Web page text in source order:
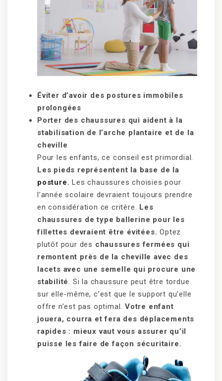
Éviter d’avoir des postures immobiles
prolongées
Porter des chaussures qui aident à la
stabilisation de l’arche plantaire et de la
cheville
Pour les enfants, ce conseil est primordial.
Les pieds représentent la base de la
posture. Les chaussures choisies pour
l’année scolaire devraient toujours prendre
en considération ce critère. Les
chaussures de type ballerine pour les
fillettes devraient être évitées. Optez
plutôt pour des chaussures fermées qui
remontent près de la cheville avec des
lacets avec une semelle qui procure une
stabilité
. Si la chaussure peut être tordue
sur elle-même, c’est que le support qu’elle
offre n’est pas optimal.Votre enfant
jouera, courra et fera des déplacements
rapides : mieux vaut vous assurer qu’il
puisse les faire de façon sécuritaire.